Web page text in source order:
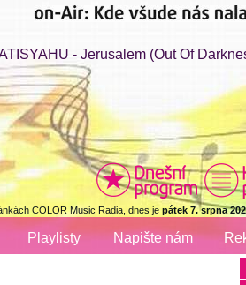
- Jerusalem (Out Of
COLOR Music Radia, dnes je pátek 7. srpna
Playlisty Napište nám